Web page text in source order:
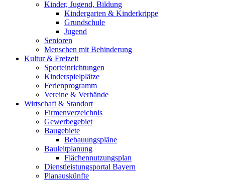
Kinder, Jugend, Bildung
Kindergarten & Kinderkrippe
Grundschule
Jugend
Senioren
Menschen mit Behinderung
Kultur & Freizeit
Sporteinrichtungen
Kinderspielplätze
Ferienprogramm
Vereine & Verbände
Wirtschaft & Standort
Firmenverzeichnis
Gewerbegebiet
Baugebiete
Bebauungspläne
Bauleitplanung
Flächennutzungsplan
Dienstleistungsportal Bayern
Planauskünfte